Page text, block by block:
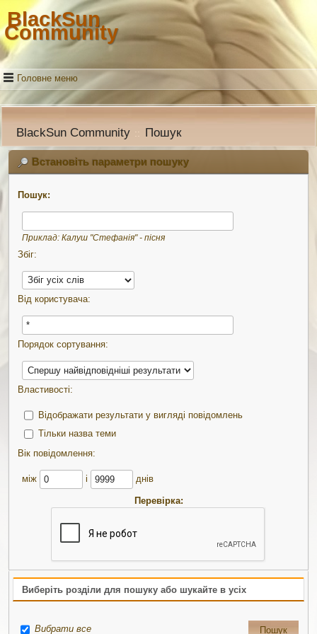
BlackSun
Community
Головне меню
BlackSun Community :: Пошук
Встановіть параметри пошуку
Пошук:
Приклад: Калуш "Стефанія" - пісня
Збіг:
Від користувача:
Порядок сортування:
Властивості:
Відображати результати у вигляді повідомлень
Тільки назва теми
Вік повідомлення:
між і днів
Перевірка:
Виберіть розділи для пошуку або шукайте в усіх
Вибрати все